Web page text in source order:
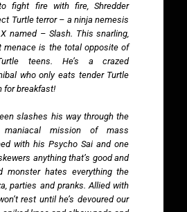
fight fire with fire, Shredder
Turtle terror – a ninja nemesis
named – Slash. This snarling,
menace is the total opposite of
teens. He’s a crazed
who only eats tender Turtle
for breakfast!
slashes his way through the
mission of mass
with his Psycho Sai and one
anything that’s good and
monster hates everything the
parties and pranks. Allied with
rest until he’s devoured our